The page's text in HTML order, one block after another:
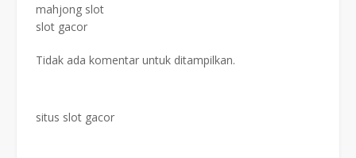
mahjong slot
slot gacor
Tidak ada komentar untuk ditampilkan.
situs slot gacor